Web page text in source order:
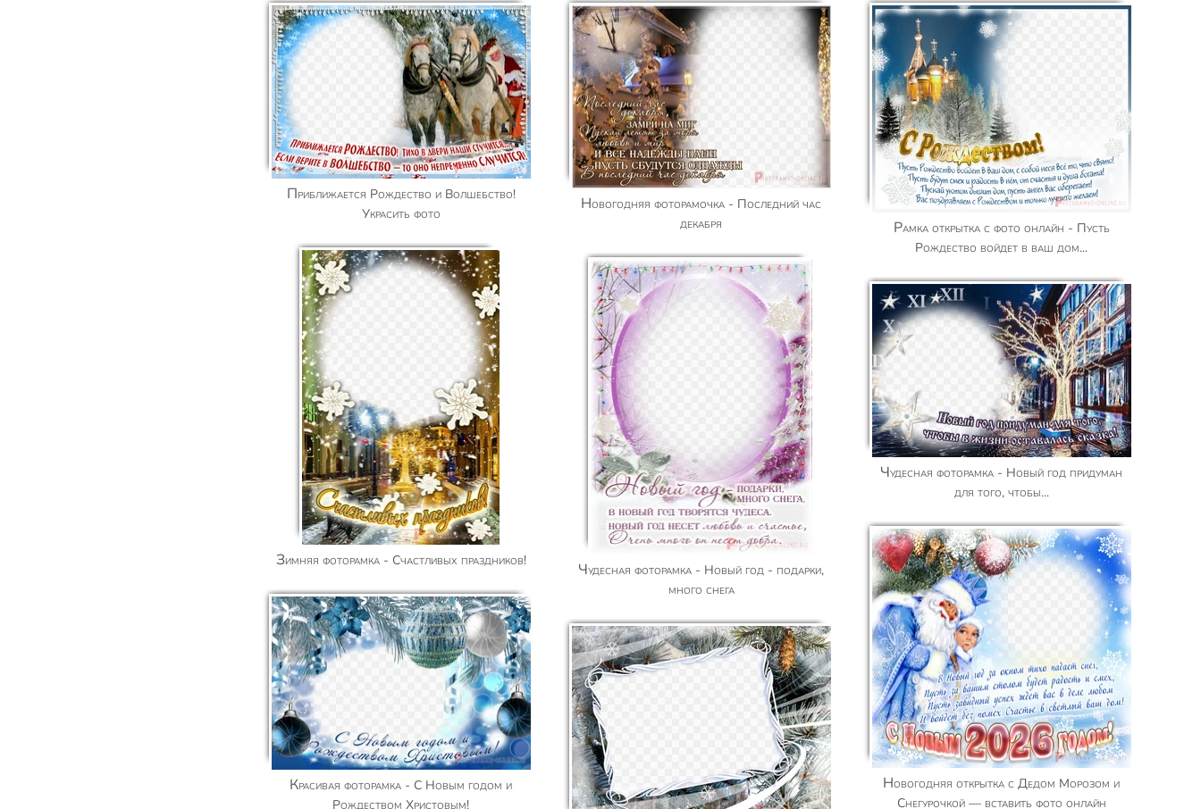
Приближается Рождество и Волшебство!
Украсить фото
Новогодняя фоторамочка - Последний час
декабря Рамка открытка с фото онлайн - Пусть
Рождество войдет в ваш дом...
Зимняя фоторамка - Счастливых праздников! Чудесная фоторамка - Новый год - подарки,
много снега
Чудесная фоторамка - Новый год придуман
для того, чтобы...
Новогодняя открытка с Дедом Морозом и
Снегурочкой — вставить фото онлайн
Красивая фоторамка - С Новым годом и
Рождеством Христовым!